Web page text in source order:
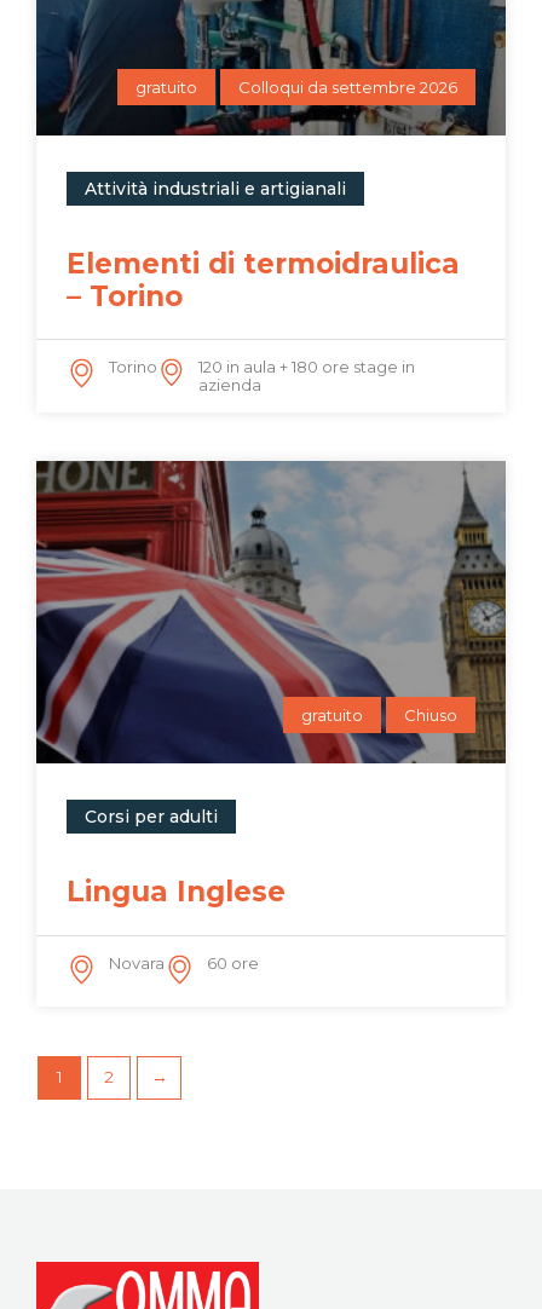
gratuito Colloqui da settembre 2026
Attività industriali e artigianali
Elementi di termoidraulica
– Torino
Torino
120 in aula + 180 ore stage in
azienda
gratuito Chiuso
Corsi per adulti
Lingua Inglese
Novara 60 ore
1 2 →